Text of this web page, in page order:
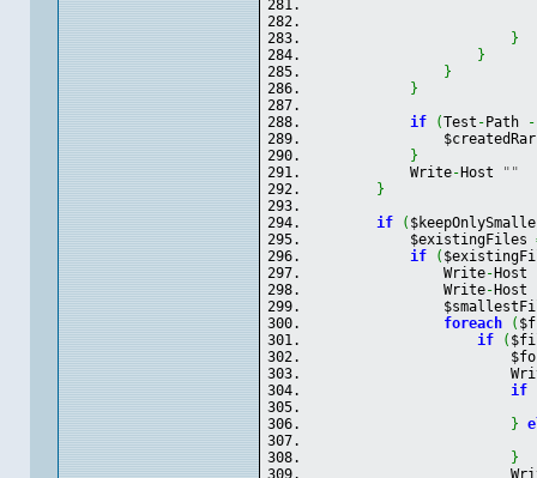
}
}
}
}
if
(Test - Path -
}
Write- Host
""
}
if
(
$existingFiles
if
(
Write- Host
Write- Host
foreach
(
if
(
if
}
}